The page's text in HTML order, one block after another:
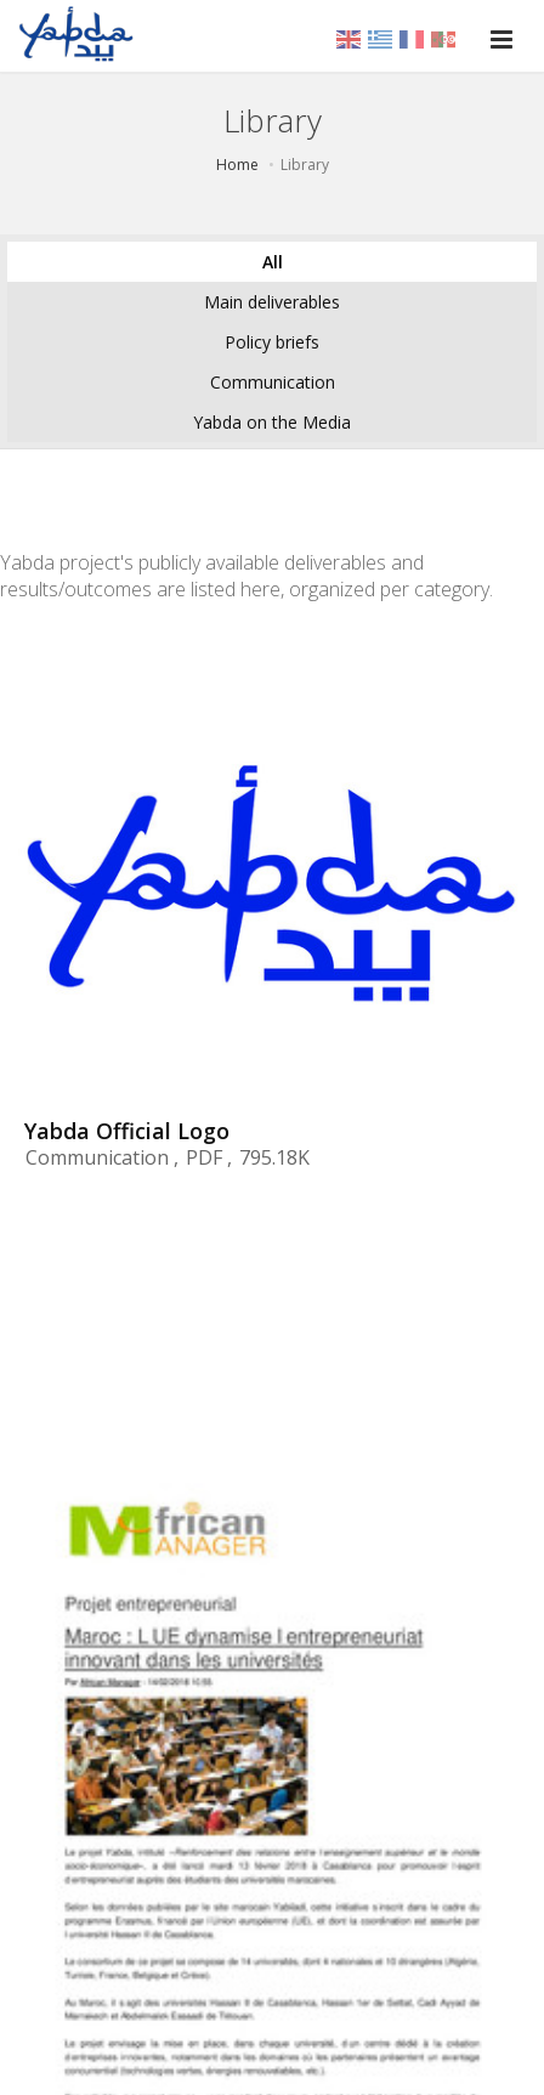
Library
Home Library
All
Main deliverables
Policy briefs
Communication
Yabda on the Media
Yabda project's publicly available deliverables and
results/outcomes are listed here, organized per category.
Yabda Official Logo
Communication PDF 795.18K